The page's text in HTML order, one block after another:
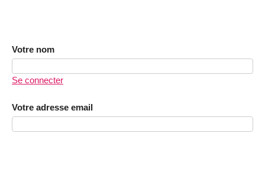
Votre nom
Se connecter
Votre adresse email